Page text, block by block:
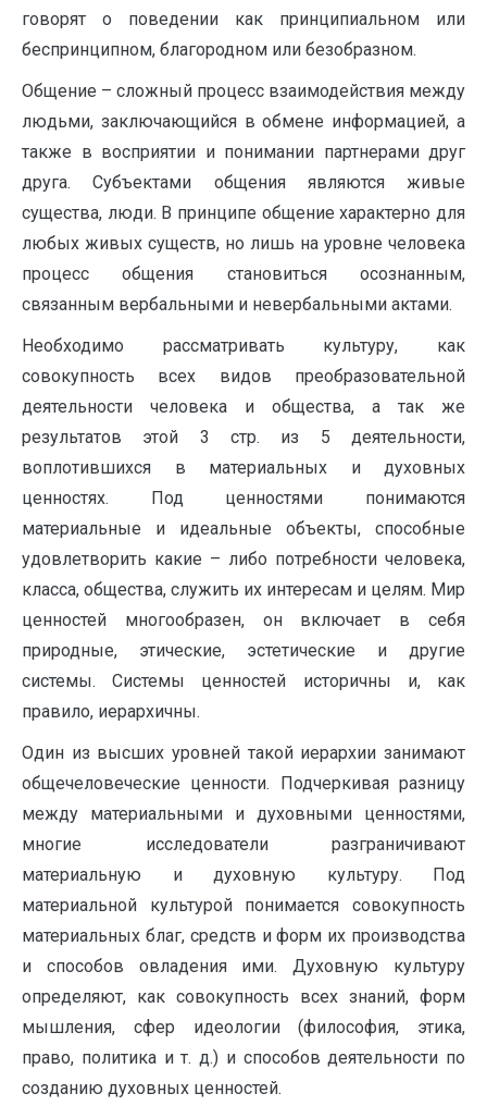
говорят о поведении как принципиальном или
беспринципном, благородном или безобразном.
Общение – сложный процесс взаимодействия между
людьми, заключающийся в обмене информацией, а
также в восприятии и понимании партнерами друг
друга. Субъектами общения являются живые
существа, люди. В принципе общение характерно для
любых живых существ, но лишь на уровне человека
процесс общения становиться осознанным,
связанным вербальными и невербальными актами.
Необходимо рассматривать культуру, как
совокупность всех видов преобразовательной
деятельности человека и общества, а так же
результатов этой 3 стр. из 5 деятельности,
воплотившихся в материальных и духовных
ценностях. Под ценностями понимаются
материальные и идеальные объекты, способные
удовлетворить какие – либо потребности человека,
класса, общества, служить их интересам и целям. Мир
ценностей многообразен, он включает в себя
природные, этические, эстетические и другие
системы. Системы ценностей историчны и, как
правило, иерархичны.
Один из высших уровней такой иерархии занимают
общечеловеческие ценности. Подчеркивая разницу
между материальными и духовными ценностями,
многие исследователи разграничивают
материальную и духовную культуру. Под
материальной культурой понимается совокупность
материальных благ, средств и форм их производства
и способов овладения ими. Духовную культуру
определяют, как совокупность всех знаний, форм
мышления, сфер идеологии (философия, этика,
право, политика и т. д.) и способов деятельности по
созданию духовных ценностей.